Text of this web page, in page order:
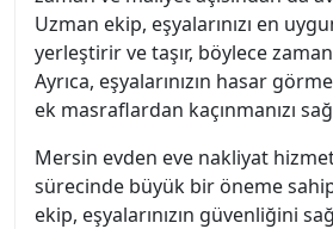
Uzman ekip, eşyalarınızı en
yerleştirir ve taşır, böylece
Ayrıca, eşyalarınızın hasar
ek masraflardan kaçınmanızı
Mersin evden eve nakliyat
sürecinde büyük bir öneme
ekip, eşyalarınızın güvenliğini